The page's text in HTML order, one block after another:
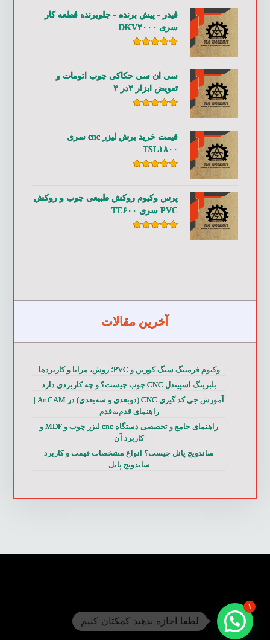
فیدر - پیش برنده - جلوبرنده قطعه کار
سری DKV۲۰۰۰
سی ان سی حکاکی چوب اتومات و
تعویض ابزار ۲در ۴
قیمت خرید برش لیزر cnc سری
TSL۱۸۰۰
پرس وکیوم روکش طبیعی چوب و روکش
PVC سری TE۶۰۰
آخرین مقالات
وکیوم فرمینگ سنگ کورین و PVC؛ روش، مزایا و کاربردها
بلبرینگ اسپیندل CNC چوب چیست؟ و چه کاربردی دارد
آموزش جی کد گیری CNC (دوبعدی و سه‌بعدی) در ArtCAM |
راهنمای قدم‌به‌قدم
راهنمای جامع و تخصصی دستگاه cnc لیزر چوب و MDF و
کاربرد آن
ساندویچ پانل چیست؟ انواع مشخصات قیمت و کاربرد
ساندویچ پانل
۱